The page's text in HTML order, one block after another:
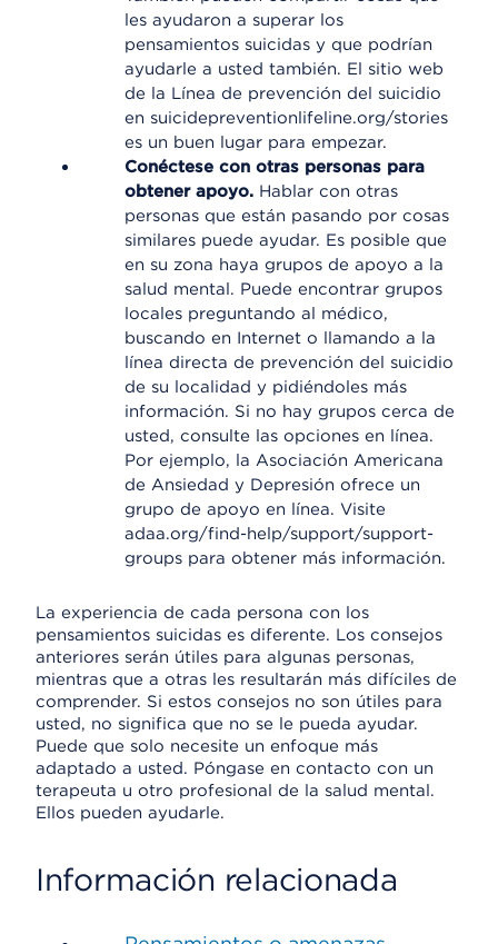
les ayudaron a superar los
pensamientos suicidas y que podrían
ayudarle a usted también. El sitio web
de la Línea de prevención del suicidio
en suicidepreventionlifeline.org/stories
es un buen lugar para empezar.
Conéctese con otras personas para
obtener apoyo. Hablar con otras
personas que están pasando por cosas
similares puede ayudar. Es posible que
en su zona haya grupos de apoyo a la
salud mental. Puede encontrar grupos
locales preguntando al médico,
buscando en Internet o llamando a la
línea directa de prevención del suicidio
de su localidad y pidiéndoles más
información. Si no hay grupos cerca de
usted, consulte las opciones en línea.
Por ejemplo, la Asociación Americana
de Ansiedad y Depresión ofrece un
grupo de apoyo en línea. Visite
adaa.org/find-help/support/support-
groups para obtener más información.
La experiencia de cada persona con los
pensamientos suicidas es diferente. Los consejos
anteriores serán útiles para algunas personas,
mientras que a otras les resultarán más difíciles de
comprender. Si estos consejos no son útiles para
usted, no significa que no se le pueda ayudar.
Puede que solo necesite un enfoque más
adaptado a usted. Póngase en contacto con un
terapeuta u otro profesional de la salud mental.
Ellos pueden ayudarle.
Información relacionada